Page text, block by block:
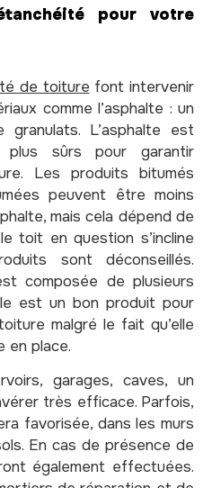
pour votre
de toiture font intervenir
comme l’asphalte : un
L’asphalte est
sûrs pour garantir
Les produits bitumés
peuvent être moins
mais cela dépend de
toit en question s’incline
sont déconseillés.
composée de plusieurs
est un bon produit pour
malgré le fait qu’elle
en place.
garages, caves, un
très efficace. Parfois,
favorisée, dans les murs
En cas de présence de
également effectuées.